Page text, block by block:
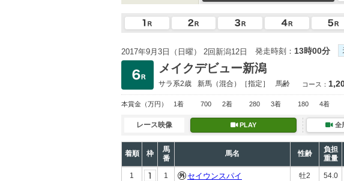
2017年9月3日（日曜） 2回新潟12日 発走時刻： 13時00分
メイクデビュー新潟
サラ系2歳 新馬 （混合）［指定］ 馬齢 コース：
本賞金 （万円） 1着 700 2着 280 3着 180 4着
レース映像 PLAY 全
着順 枠
馬
番
馬名 性齢
負担
重量
1 1 セイウンスパイ 牡2 54.0